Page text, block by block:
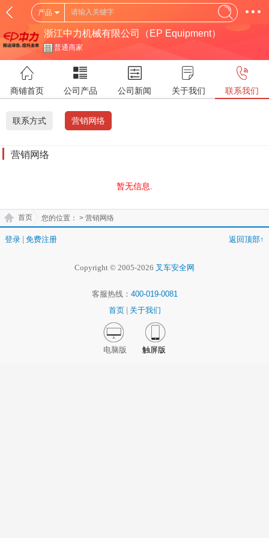
产品
浙江中力机械有限公司（EP Equipment）
普通商家
商铺首页 公司产品 公司新闻 关于我们 联系我们
联系方式 营销网络
营销网络
暂无信息.
您的位置：
首页 > 营销网络
登录 免费注册 返回顶部↑
Copyright © 2005-2026 叉车安全网
客服热线： 400-019-0081
首页
关于我们
电脑版 触屏版